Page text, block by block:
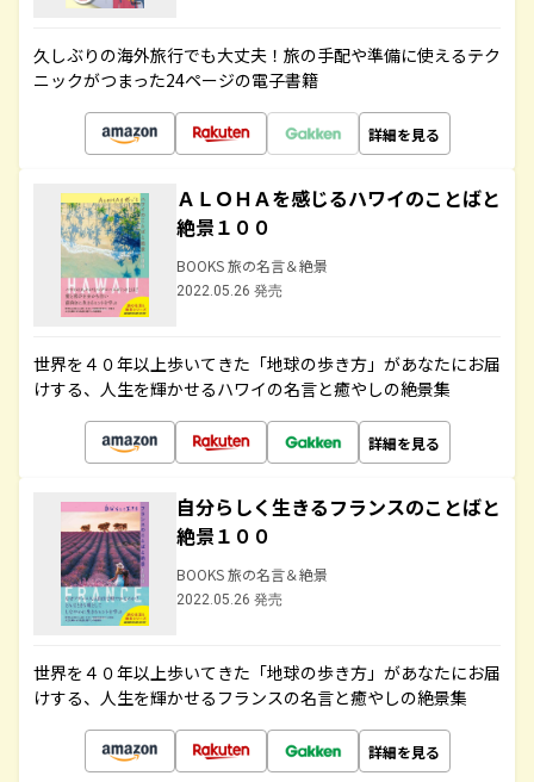
久しぶりの海外旅行でも大丈夫！旅の手配や準備に使えるテク
ニックがつまった24ページの電子書籍
詳細を見る
ＡＬＯＨＡを感じるハワイのことばと
絶景１００
BOOKS 旅の名言＆絶景
2022.05.26 発売
世界を４０年以上歩いてきた「地球の歩き方」があなたにお届
けする、人生を輝かせるハワイの名言と癒やしの絶景集
詳細を見る
自分らしく生きるフランスのことばと
絶景１００
BOOKS 旅の名言＆絶景
2022.05.26 発売
世界を４０年以上歩いてきた「地球の歩き方」があなたにお届
けする、人生を輝かせるフランスの名言と癒やしの絶景集
詳細を見る